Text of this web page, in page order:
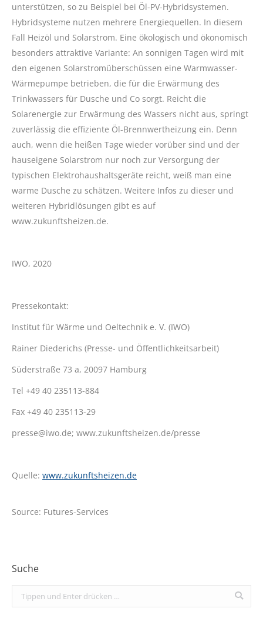
unterstützen, so zu Beispiel bei Öl-PV-Hybridsystemen.
Hybridsysteme nutzen mehrere Energiequellen. In diesem
Fall Heizöl und Solarstrom. Eine ökologisch und ökonomisch
besonders attraktive Variante: An sonnigen Tagen wird mit
den eigenen Solarstromüberschüssen eine Warmwasser-
Wärmepumpe betrieben, die für die Erwärmung des
Trinkwassers für Dusche und Co sorgt. Reicht die
Solarenergie zur Erwärmung des Wassers nicht aus, springt
zuverlässig die effiziente Öl-Brennwertheizung ein. Denn
auch, wenn die heißen Tage wieder vorüber sind und der
hauseigene Solarstrom nur noch zur Versorgung der
typischen Elektrohaushaltsgeräte reicht, weiß man eine
warme Dusche zu schätzen. Weitere Infos zu dieser und
weiteren Hybridlösungen gibt es auf
www.zukunftsheizen.de.
IWO, 2020
Pressekontakt:
Institut für Wärme und Oeltechnik e. V. (IWO)
Rainer Diederichs (Presse- und Öffentlichkeitsarbeit)
Süderstraße 73 a, 20097 Hamburg
Tel +49 40 235113-884
Fax +49 40 235113-29
presse@iwo.de; www.zukunftsheizen.de/presse
Quelle: www.zukunftsheizen.de
Source: Futures-Services
Suche
Search: